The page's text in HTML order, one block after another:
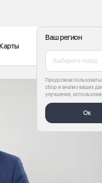
Ваш регион
Выберите город
Продолжая
сбор и анализ ваших
улучшения,
Ок
Карты